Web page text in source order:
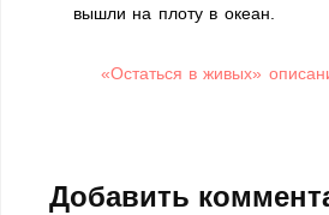
вышли на плоту в океан.
«Остаться в живых»
Добавить